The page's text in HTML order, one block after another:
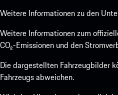
Weitere Informationen zu den
Weitere Informationen zum
CO₂-Emissionen und den
Die dargestellten Fahrzeugbilder
Fahrzeugs abweichen.